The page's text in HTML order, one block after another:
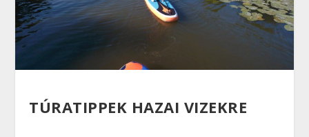
TÚRATIPPEK HAZAI VIZEKRE